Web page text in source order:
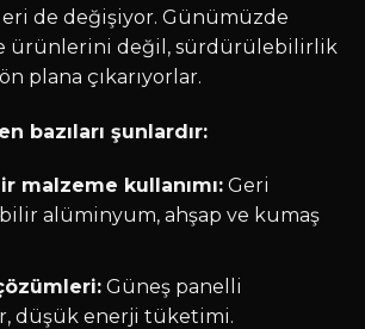
de değişiyor. Günümüzde
ürünlerini değil, sürdürülebilirlik
plana çıkarıyorlar.
bazıları şunlardır:
malzeme kullanımı:Geri
alüminyum, ahşap ve kumaş
Güneş panelli
düşük enerji tüketimi.